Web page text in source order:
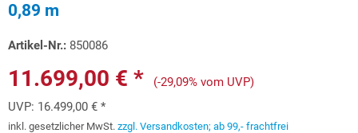
0,89 m
Artikel-Nr.: 850086
11.699,00 € *
(-29,09% vom UVP)
UVP: 16.499,00 € *
inkl. gesetzlicher MwSt. zzgl. Versandkosten; ab 99,- frachtfrei